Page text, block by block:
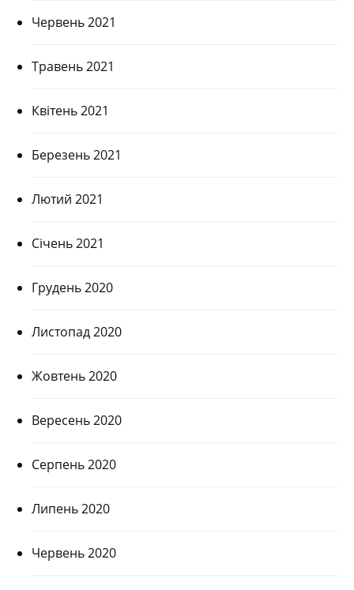
Червень 2021
Травень 2021
Квітень 2021
Березень 2021
Лютий 2021
Січень 2021
Грудень 2020
Листопад 2020
Жовтень 2020
Вересень 2020
Серпень 2020
Липень 2020
Червень 2020